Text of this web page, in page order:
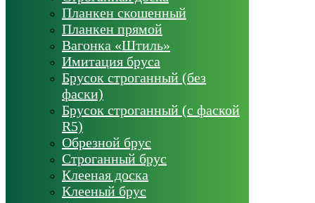
Планкен скошенный
Планкен прямой
Вагонка «Штиль»
Имитация бруса
Брусок строганный (без
фаски)
Брусок строганный (с фаской
R5)
Обрезной брус
Строганный брус
Клееная доска
Клееный брус